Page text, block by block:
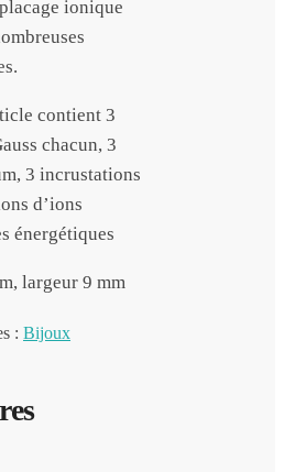
ionique
contient 3
chacun, 3
3 incrustations
d’ions
énergétiques
largeur 9 mm
: Bijoux